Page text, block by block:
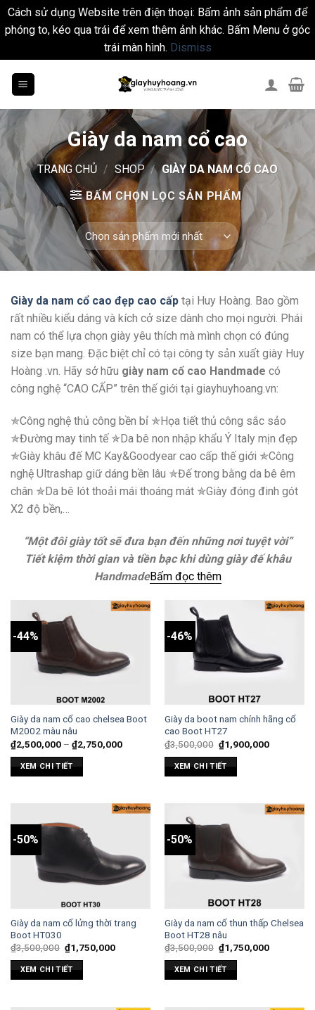
Cách sử dụng Website trên điện thoại: Bấm ảnh sản phẩm để
phóng to, kéo qua trái để xem thêm ảnh khác. Bấm Menu ở góc
trái màn hình. Dismiss
Giày da nam cổ cao
TRANG CHỦ / SHOP / GIÀY DA NAM CỔ CAO
BẤM CHỌN LỌC SẢN PHẨM
Giày da nam cổ cao đẹp cao cấp tại Huy Hoàng. Bao gồm
rất nhiều kiểu dáng và kích cở size dành cho mọi người. Phái
nam có thể lựa chọn giày yêu thích mà mình chọn có đúng
size bạn mang. Đặc biệt chỉ có tại công ty sản xuất giày Huy
Hoàng .vn. Hãy sở hữu giày nam cổ cao Handmade có
công nghệ “CAO CẤP” trên thế giới tại giayhuyhoang.vn:
✯Công nghệ thủ công bền bỉ ✯Họa tiết thủ công sắc sảo
✯Đường may tinh tế ✯Da bê non nhập khẩu Ý Italy mịn đẹp
✯Giày khâu đế MC Kay&Goodyear cao cấp thế giới ✯Công
nghệ Ultrashap giữ dáng bền lâu ✯Đế trong bằng da bê êm
chân ✯Da bê lót thoải mái thoáng mát ✯Giày đóng đinh gót
X2 độ bền,…
“Một đôi giày tốt sẽ đưa bạn đến những nơi tuyệt vời”
Tiết kiệm thời gian và tiền bạc khi dùng giày đế khâu
HandmadeBấm đọc thêm
-44%
Giày da nam cổ cao chelsea Boot
M2002 màu nâu
₫2,500,000– ₫2,750,000
XEM CHI TIẾT
-46%
Giày da boot nam chính hãng cổ
cao Boot HT27
₫3,500,000 ₫1,900,000
XEM CHI TIẾT
-50%
Giày da nam cổ lửng thời trang
Boot HT030
₫3,500,000 ₫1,750,000
XEM CHI TIẾT
-50%
Giày da nam cổ thun thấp Chelsea
Boot HT28 nâu
₫3,500,000 ₫1,750,000
XEM CHI TIẾT